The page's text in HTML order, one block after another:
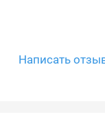
Написать